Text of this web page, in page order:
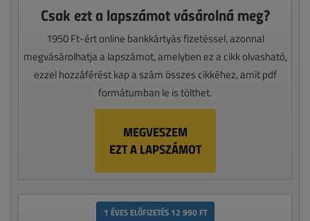
Csak ezt a lapszámot vásárolná meg?
1950 Ft-ért online bankkártyás fizetéssel, azonnal
megvásárolhatja a lapszámot, amelyben ez a cikk olvasható,
ezzel hozzáférést kap a szám összes cikkéhez, amit pdf
formátumban le is tölthet.
MEGVESZEM
EZT A LAPSZÁMOT
1 ÉVES ELŐFIZETÉS 12 990 FT